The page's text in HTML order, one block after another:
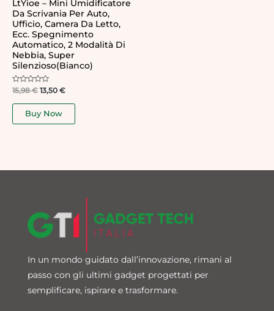
LtYioe – Mini Umidificatore
Da Scrivania Per Auto,
Ufficio, Camera Da Letto,
Ecc. Spegnimento
Automatico, 2 Modalità Di
Nebbia, Super
Silenzioso(bianco)
Rated
out
15,98€ 13,50 €
Buy Now
In un mondo guidato dall’innovazione, rimani al
passo con gli ultimi gadget progettati per
semplificare, ispirare e trasformare.